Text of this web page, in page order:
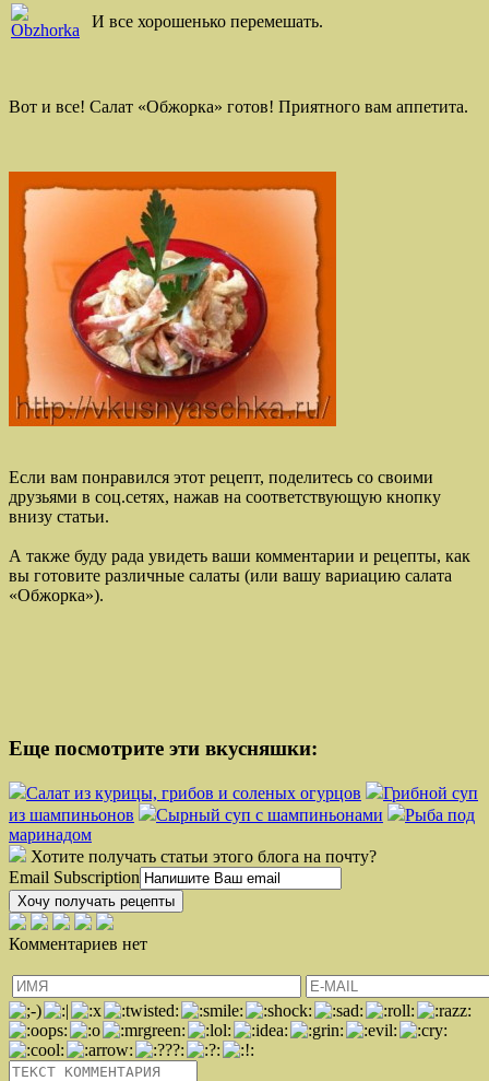
И все хорошенько перемешать.
Вот и все! Салат «Обжорка» готов! Приятного вам аппетита.
Если вам понравился этот рецепт, поделитесь со своими
друзьями в соц.сетях, нажав на соответствующую кнопку
внизу статьи.
А также буду рада увидеть ваши комментарии и рецепты, как
вы готовите различные салаты (или вашу вариацию салата
«Обжорка»).
Еще посмотрите эти вкусняшки:
Салат из курицы, грибов и соленых огурцов
Грибной суп
из шампиньонов
Сырный суп с шампиньонами
Рыба под
маринадом
Хотите получать статьи этого блога на почту?
Email Subscription
Хочу получать рецепты
Комментариев нет